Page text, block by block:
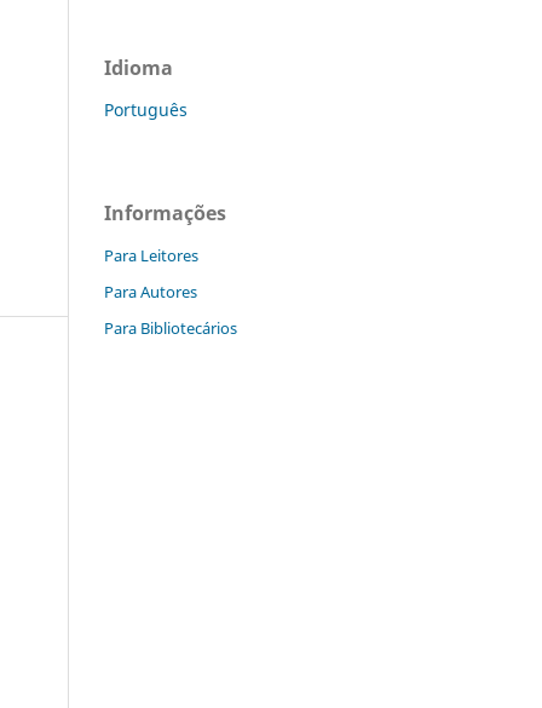
Idioma
Português
Informações
Para Leitores
Para Autores
Para Bibliotecários